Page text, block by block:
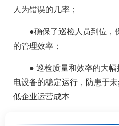
人为错误的几率；
●确保了巡检人员到位，
的管理效率；
● 巡检质量和效率的大幅
电设备的稳定运行，防患于
低企业运营成本